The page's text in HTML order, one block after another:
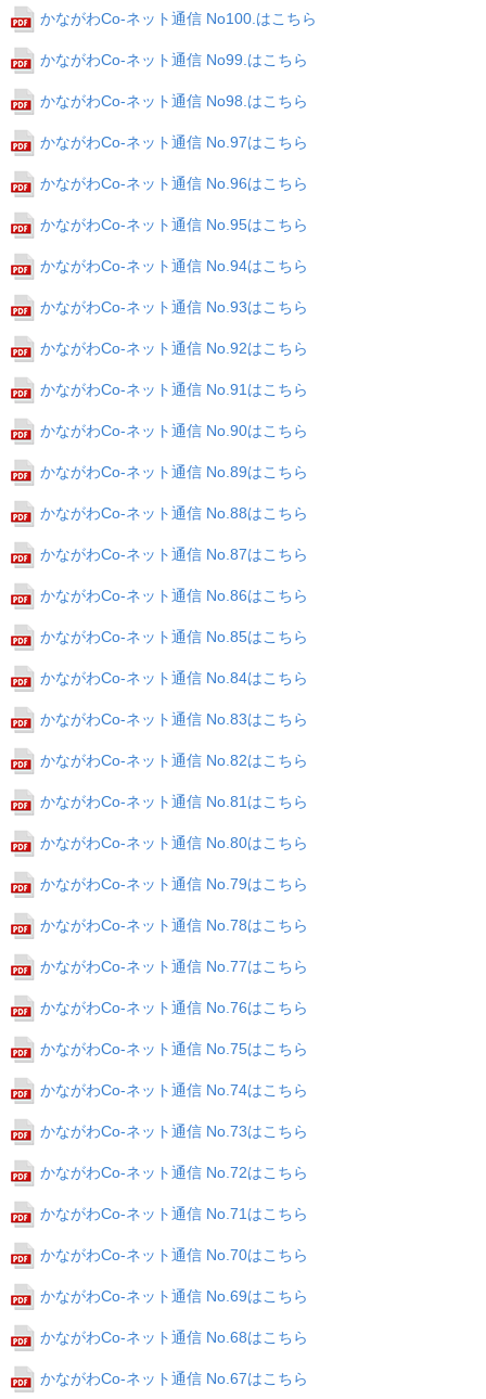
かながわCo-ネット通信 No100.はこちら
かながわCo-ネット通信 No99.はこちら
かながわCo-ネット通信 No98.はこちら
かながわCo-ネット通信 No.97はこちら
かながわCo-ネット通信 No.96はこちら
かながわCo-ネット通信 No.95はこちら
かながわCo-ネット通信 No.94はこちら
かながわCo-ネット通信 No.93はこちら
かながわCo-ネット通信 No.92はこちら
かながわCo-ネット通信 No.91はこちら
かながわCo-ネット通信 No.90はこちら
かながわCo-ネット通信 No.89はこちら
かながわCo-ネット通信 No.88はこちら
かながわCo-ネット通信 No.87はこちら
かながわCo-ネット通信 No.86はこちら
かながわCo-ネット通信 No.85はこちら
かながわCo-ネット通信 No.84はこちら
かながわCo-ネット通信 No.83はこちら
かながわCo-ネット通信 No.82はこちら
かながわCo-ネット通信 No.81はこちら
かながわCo-ネット通信 No.80はこちら
かながわCo-ネット通信 No.79はこちら
かながわCo-ネット通信 No.78はこちら
かながわCo-ネット通信 No.77はこちら
かながわCo-ネット通信 No.76はこちら
かながわCo-ネット通信 No.75はこちら
かながわCo-ネット通信 No.74はこちら
かながわCo-ネット通信 No.73はこちら
かながわCo-ネット通信 No.72はこちら
かながわCo-ネット通信 No.71はこちら
かながわCo-ネット通信 No.70はこちら
かながわCo-ネット通信 No.69はこちら
かながわCo-ネット通信 No.68はこちら
かながわCo-ネット通信 No.67はこちら